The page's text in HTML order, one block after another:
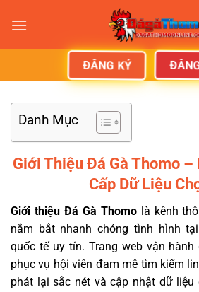
ĐĂNG KÝ
Danh Mục
Giới Thiệu Đá Gà Thomo –
Cấp Dữ Liệu
Giới thiệu Đá Gà Thomolà kênh
nắm bắt nhanh chóng tình hình
quốc tế uy tín. Trang web vận
phục vụ hội viên đam mê tìm kiếm
phát lại sắc nét và cập nhật dữ liệu